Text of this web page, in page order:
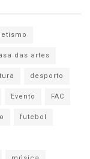
das artes
desporto
Evento
FAC
futebol